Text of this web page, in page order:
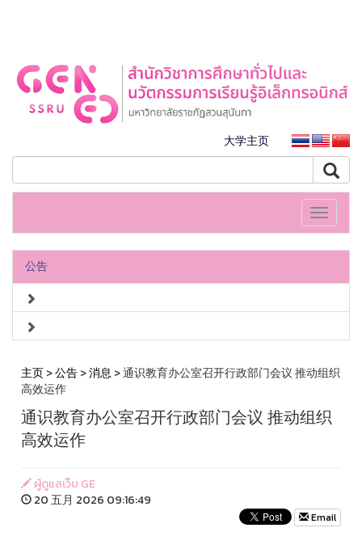
大学主页
Toggle
公告
主页>公告>消息> 通识教育办公室召开行政部门会议 推动组织
高效运作
通识教育办公室召开行政部门会议 推动组织
高效运作
ผู้ดูแลเว็บ GE
20 五月 2026 09:16:49
Email